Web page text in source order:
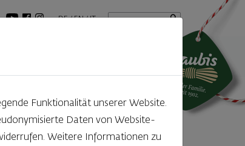
DE EN IT Suchbegriff
Funktionalität unserer Website.
Daten von Website-
Weitere Informationen zu